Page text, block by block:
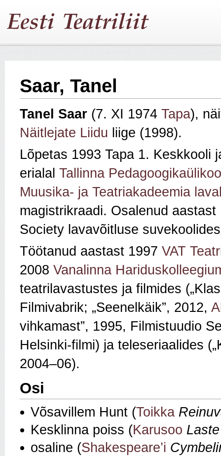
Saar, Tanel
Tanel Saar (7. XI 1974 Tapa),
Näitlejate Liidu liige (1998).
Lõpetas 1993 Tapa 1. Keskkooli
erialal Tallinna
Muusika- ja Teatriakadeemia
magistrikraadi. Osalenud
Society lavavõitluse
Töötanud aastast 1997 VAT
2008 Vanalinna
teatrilavastustes ja filmides
Filmivabrik; „Seenelkäik”, 2012,
vihkamast”, 1995, Filmistuudio
Helsinki-filmi) ja teleseriaalides
2004–06).
Osi
Võsavillem Hunt (Toikka
Kesklinna poiss (Karusoo
osaline (Shakespeare’i